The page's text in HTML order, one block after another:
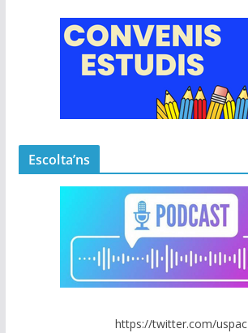
Escolta’ns
https://twitter.com/uspac